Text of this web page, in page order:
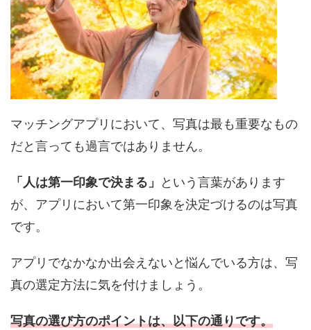
マッチングアプリにおいて、写真は最も重要なもの
だと言っても過言ではありません。
「人は第一印象で決まる」
という言葉があります
が、アプリにおいて第一印象を決定づけるのは写真
です。
アプリでなかなか出会えないと悩んでいる方は、写
真の選定方法に気を付けましょう。
写真の選び方のポイントは、以下の通りです。